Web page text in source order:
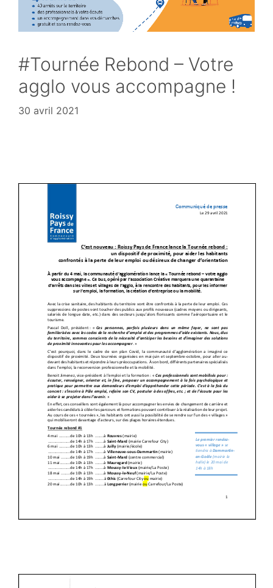
#Tournée Rebond – Votre
agglo vous accompagne !
30 avril 2021